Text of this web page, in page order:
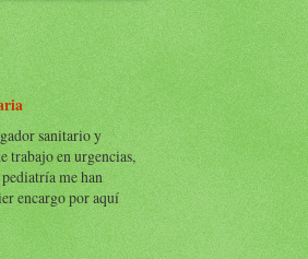
sanitario y
trabajo en urgencias,
me han
encargo por aquí